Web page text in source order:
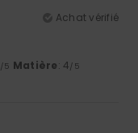
Achat vérifié
/5 Matière: 4/5